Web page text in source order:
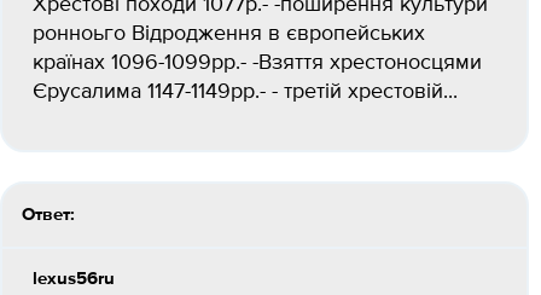
Хрестові походи 1077р.- -поширення культури
ронноьго Відродження в європейських
країнах 1096-1099рр.- -Взяття хрестоносцями
Єрусалима 1147-1149рр.- - третій хрестовій...
Ответ:
lexus56ru